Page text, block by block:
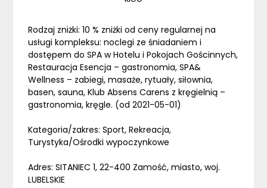
Rodzaj zniżki: 10 % zniżki od ceny regularnej na
usługi kompleksu: noclegi ze śniadaniem i
dostępem do SPA w Hotelu i Pokojach Gościnnych,
Restauracja Esencja – gastronomia, SPA&
Wellness – zabiegi, masaże, rytuały, siłownia,
basen, sauna, Klub Absens Carens z kręgielnią –
gastronomia, kręgle. (od 2021-05-01)
Kategoria/zakres: Sport, Rekreacja,
Turystyka/Ośrodki wypoczynkowe
Adres: SITANIEC 1, 22-400 Zamość, miasto, woj.
LUBELSKIE